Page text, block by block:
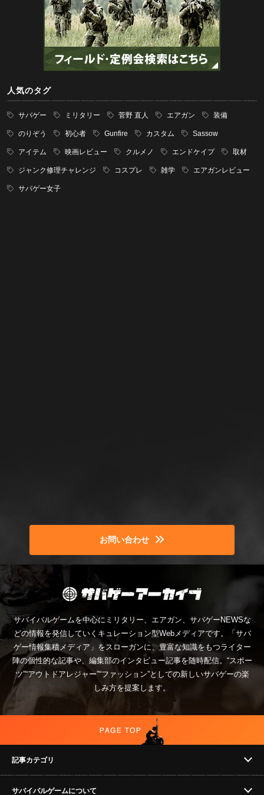
人気のタグ
サバゲー ミリタリー 菅野 直人 エアガン 装備
のりぞう 初心者 Gunfire カスタム Sassow
アイテム 映画レビュー クルメノ エンドケイプ 取材
ジャンク修理チャレンジ コスプレ 雑学 エアガンレビュー
サバゲー女子
お問い合わせ
サバイバルゲームを中心にミリタリー、エアガン、サバゲーNEWSな
どの情報を発信していくキュレーション型Webメディアです。「サバ
ゲー情報集積メディア」をスローガンに、豊富な知識をもつライター
陣の個性的な記事や、編集部のインタビュー記事を随時配信。“スポー
ツ”“アウトドアレジャー”“ファッション”としての新しいサバゲーの楽
しみ方を提案します。
記事カテゴリ
NEWS
サバイバルゲームについて